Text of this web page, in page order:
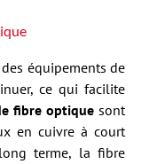
équipements de
ce qui facilite
fibre optique sont
en cuivre à court
terme, la fibre